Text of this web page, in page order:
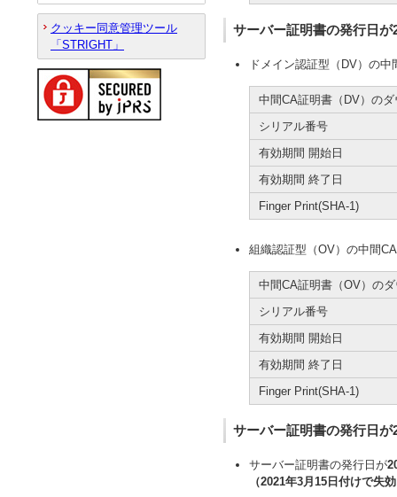
サーバー証明書の発行日が
ドメイン認証型（DV）の
中間CA証明書（DV）の
シリアル番号
有効期間 開始日
有効期間 終了日
Finger Print(SHA-1)
組織認証型（OV）の中間
中間CA証明書（OV）の
シリアル番号
有効期間 開始日
有効期間 終了日
Finger Print(SHA-1)
サーバー証明書の発行日
サーバー証明書の発行日が
（2021年3月15日付けで失
クッキー同意管理ツール
「STRIGHT」